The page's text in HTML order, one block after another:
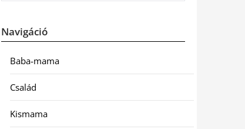
Navigáció
Baba-mama
Család
Kismama